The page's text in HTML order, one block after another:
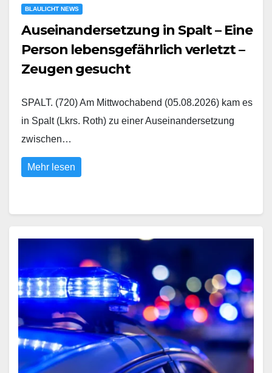
BLAULICHT NEWS
Auseinandersetzung in Spalt – Eine
Person lebensgefährlich verletzt –
Zeugen gesucht
SPALT. (720) Am Mittwochabend (05.08.2026) kam es
in Spalt (Lkrs. Roth) zu einer Auseinandersetzung
zwischen…
Mehr lesen